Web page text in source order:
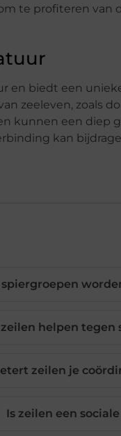
te profiteren van
en biedt een
zeeleven, zoals
kunnen een diep
kan
spiergroepen
helpen tegen
zeilen je
Is zeilen een